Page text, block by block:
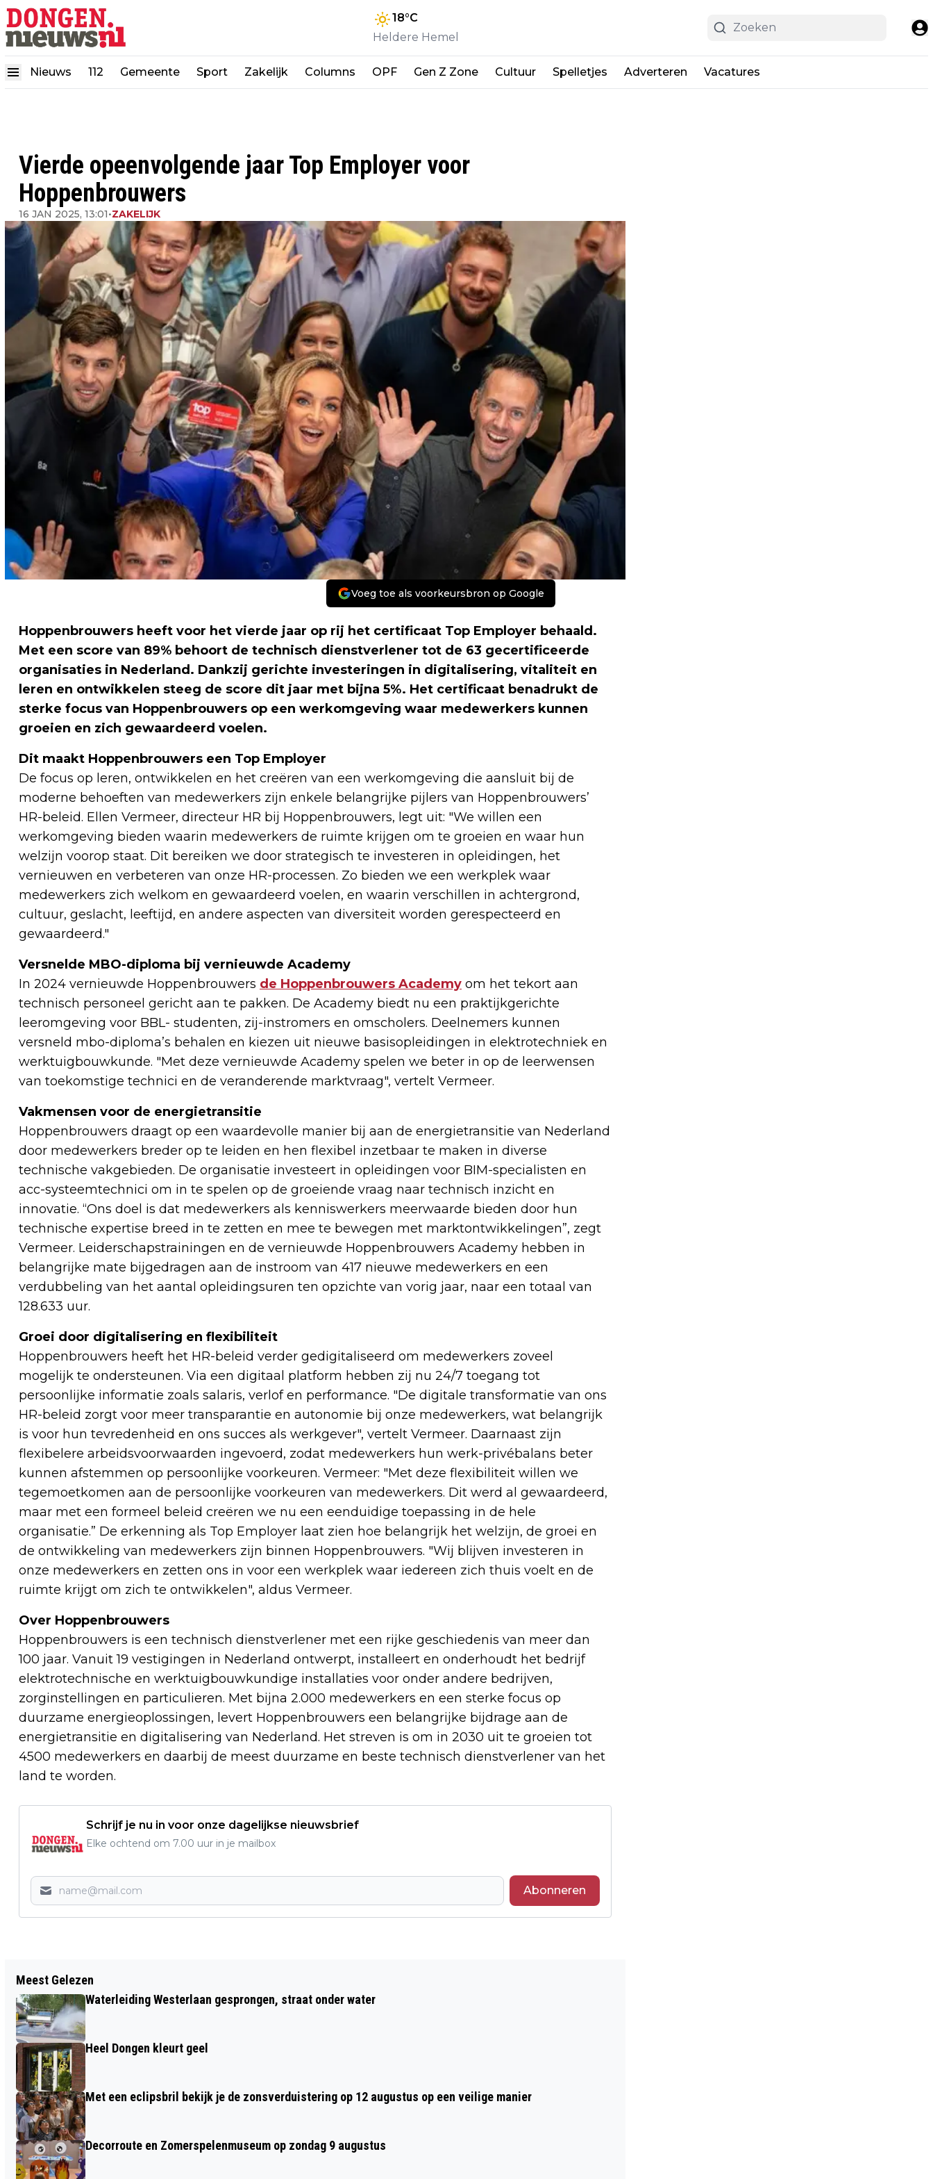
18°C
Heldere Hemel
Nieuws 112 Gemeente Sport Zakelijk Columns OPF Gen Z Zone Cultuur Spelletjes Adverteren Vacatures
Vierde opeenvolgende jaar Top Employer voor
Hoppenbrouwers
16 JAN 2025, 13:01•ZAKELIJK
Voeg toe als voorkeursbron op Google
Hoppenbrouwers heeft voor het vierde jaar op rij het certificaat Top Employer behaald.
Met een score van 89% behoort de technisch dienstverlener tot de 63 gecertificeerde
organisaties in Nederland. Dankzij gerichte investeringen in digitalisering, vitaliteit en
leren en ontwikkelen steeg de score dit jaar met bijna 5%. Het certificaat benadrukt de
sterke focus van Hoppenbrouwers op een werkomgeving waar medewerkers kunnen
groeien en zich gewaardeerd voelen.
Dit maakt Hoppenbrouwers een Top Employer
De focus op leren, ontwikkelen en het creëren van een werkomgeving die aansluit bij de
moderne behoeften van medewerkers zijn enkele belangrijke pijlers van Hoppenbrouwers’
HR-beleid. Ellen Vermeer, directeur HR bij Hoppenbrouwers, legt uit: "We willen een
werkomgeving bieden waarin medewerkers de ruimte krijgen om te groeien en waar hun
welzijn voorop staat. Dit bereiken we door strategisch te investeren in opleidingen, het
vernieuwen en verbeteren van onze HR-processen. Zo bieden we een werkplek waar
medewerkers zich welkom en gewaardeerd voelen, en waarin verschillen in achtergrond,
cultuur, geslacht, leeftijd, en andere aspecten van diversiteit worden gerespecteerd en
gewaardeerd."
Versnelde MBO-diploma bij vernieuwde Academy
In 2024 vernieuwde Hoppenbrouwers de Hoppenbrouwers Academy om het tekort aan
technisch personeel gericht aan te pakken. De Academy biedt nu een praktijkgerichte
leeromgeving voor BBL- studenten, zij-instromers en omscholers. Deelnemers kunnen
versneld mbo-diploma’s behalen en kiezen uit nieuwe basisopleidingen in elektrotechniek en
werktuigbouwkunde. "Met deze vernieuwde Academy spelen we beter in op de leerwensen
van toekomstige technici en de veranderende marktvraag", vertelt Vermeer.
Vakmensen voor de energietransitie
Hoppenbrouwers draagt op een waardevolle manier bij aan de energietransitie van Nederland
door medewerkers breder op te leiden en hen flexibel inzetbaar te maken in diverse
technische vakgebieden. De organisatie investeert in opleidingen voor BIM-specialisten en
acc-systeemtechnici om in te spelen op de groeiende vraag naar technisch inzicht en
innovatie. “Ons doel is dat medewerkers als kenniswerkers meerwaarde bieden door hun
technische expertise breed in te zetten en mee te bewegen met marktontwikkelingen”, zegt
Vermeer. Leiderschapstrainingen en de vernieuwde Hoppenbrouwers Academy hebben in
belangrijke mate bijgedragen aan de instroom van 417 nieuwe medewerkers en een
verdubbeling van het aantal opleidingsuren ten opzichte van vorig jaar, naar een totaal van
128.633 uur.
Groei door digitalisering en flexibiliteit
Hoppenbrouwers heeft het HR-beleid verder gedigitaliseerd om medewerkers zoveel
mogelijk te ondersteunen. Via een digitaal platform hebben zij nu 24/7 toegang tot
persoonlijke informatie zoals salaris, verlof en performance. "De digitale transformatie van ons
HR-beleid zorgt voor meer transparantie en autonomie bij onze medewerkers, wat belangrijk
is voor hun tevredenheid en ons succes als werkgever", vertelt Vermeer. Daarnaast zijn
flexibelere arbeidsvoorwaarden ingevoerd, zodat medewerkers hun werk-privébalans beter
kunnen afstemmen op persoonlijke voorkeuren. Vermeer: "Met deze flexibiliteit willen we
tegemoetkomen aan de persoonlijke voorkeuren van medewerkers. Dit werd al gewaardeerd,
maar met een formeel beleid creëren we nu een eenduidige toepassing in de hele
organisatie.” De erkenning als Top Employer laat zien hoe belangrijk het welzijn, de groei en
de ontwikkeling van medewerkers zijn binnen Hoppenbrouwers. "Wij blijven investeren in
onze medewerkers en zetten ons in voor een werkplek waar iedereen zich thuis voelt en de
ruimte krijgt om zich te ontwikkelen", aldus Vermeer.
Over Hoppenbrouwers
Hoppenbrouwers is een technisch dienstverlener met een rijke geschiedenis van meer dan
100 jaar. Vanuit 19 vestigingen in Nederland ontwerpt, installeert en onderhoudt het bedrijf
elektrotechnische en werktuigbouwkundige installaties voor onder andere bedrijven,
zorginstellingen en particulieren. Met bijna 2.000 medewerkers en een sterke focus op
duurzame energieoplossingen, levert Hoppenbrouwers een belangrijke bijdrage aan de
energietransitie en digitalisering van Nederland. Het streven is om in 2030 uit te groeien tot
4500 medewerkers en daarbij de meest duurzame en beste technisch dienstverlener van het
land te worden.
Schrijf je nu in voor onze dagelijkse nieuwsbrief
Elke ochtend om 7.00 uur in je mailbox
Abonneren
DE SAUWELAARS STELLEN ZICH VOOR:
LIESE KIMENAI
MOGELIJK WONINGEN OP VRIJKOMENDE
Meest Gelezen
Waterleiding Westerlaan gesprongen, straat onder water
Heel Dongen kleurt geel
Met een eclipsbril bekijk je de zonsverduistering op 12 augustus op een veilige manier
Decorroute en Zomerspelenmuseum op zondag 9 augustus